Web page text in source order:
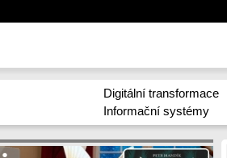
Digitální transformace
Informační systémy